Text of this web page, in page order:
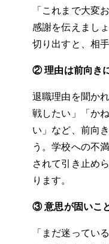
「これまで大変
感謝を伝えまし
切り出すと、相
② 理由は前向き
退職理由を聞か
戦したい」「か
い」など、前向
う。学校への不
されて引き止め
ります。
③ 意思が固いこ
「まだ迷ってい